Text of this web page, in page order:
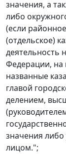
значения, а
либо
(если
(отдельское)
деятельность
Федерации, на
названные
главой
делением,
значения
лицом.";